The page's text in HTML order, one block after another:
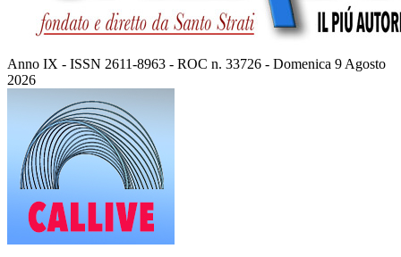
Anno IX - ISSN 2611-8963 - ROC n. 33726 - Domenica 9 Agosto
2026